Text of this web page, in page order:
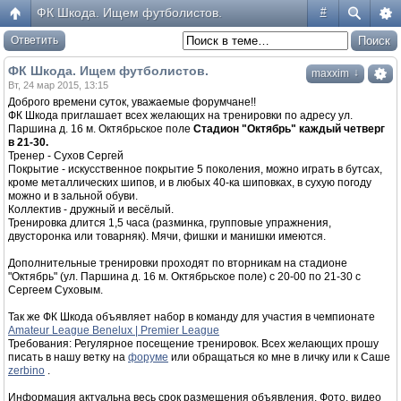
#
ФК Шкода. Ищем футболистов.
Ответить
maxxim ↓
ФК Шкода. Ищем футболистов.
Вт, 24 мар 2015, 13:15
Доброго времени суток, уважаемые форумчане!!
ФК Шкода приглашает всех желающих на тренировки по адресу ул.
Паршина д. 16 м. Октябрьское поле Cтадион "Октябрь" каждый четверг
в 21-30.
Тренер - Сухов Сергей
Покрытие - искусственное покрытие 5 поколения, можно играть в бутсах,
кроме металлических шипов, и в любых 40-ка шиповках, в сухую погоду
можно и в зальной обуви.
Коллектив - дружный и весёлый.
Тренировка длится 1,5 часа (разминка, групповые упражнения,
двусторонка или товарняк). Мячи, фишки и манишки имеются.
Дополнительные тренировки проходят по вторникам на стадионе
"Октябрь" (ул. Паршина д. 16 м. Октябрьское поле) с 20-00 по 21-30 с
Сергеем Суховым.
Так же ФК Шкода объявляет набор в команду для участия в чемпионате
Amateur League Benelux | Premier League
Требования: Регулярное посещение тренировок. Всех желающих прошу
писать в нашу ветку на форуме или обращаться ко мне в личку или к Саше
zerbino .
Информация актуальна весь срок размещения объявления. Фото, видео